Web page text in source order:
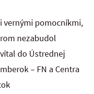
vernými pomocníkmi,
nezabudol
do Ústrednej
– FN a Centra